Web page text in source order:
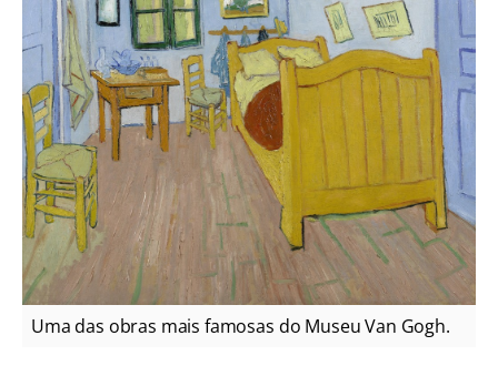
Uma das obras mais famosas do Museu Van Gogh.